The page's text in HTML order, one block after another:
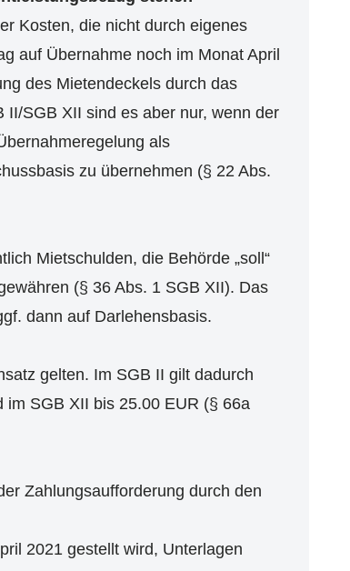
Kosten, die nicht durch eigenes
auf Übernahme noch im Monat April
des Mietendeckels durch das
SGB XII sind es aber nur, wenn der
als
zu übernehmen (§ 22 Abs.
Mietschulden, die Behörde „soll“
(§ 36 Abs. 1 SGB XII). Das
dann auf Darlehensbasis.
gelten. Im SGB II gilt dadurch
im SGB XII bis 25.00 EUR (§ 66a
Zahlungsaufforderung durch den
2021 gestellt wird, Unterlagen